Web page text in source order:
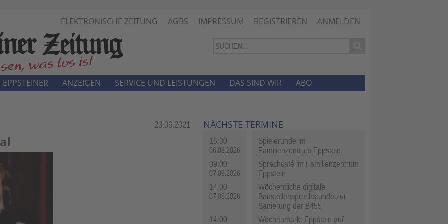
ELEKTRONISCHE ZEITUNG AGBS IMPRESSUM REGISTRIEREN ANMELDEN
Rubrik:
23.06.2021 NÄCHSTE TERMINE
16:30
06.08.2026
Spielerunde im
Familienzentrum Eppstein
09:00
07.08.2026
Sprachcafé im Familienzentrum
Eppstein
14:00
07.08.2026
Wöchentliche digitale
Baustellensprechstunde zur
Sanierung der B455
14:00
Wochenmarkt Eppstein auf
EPPSTEINER ANZEIGEN SERVICE UND LEISTUNGEN DAS SIND WIR ABO